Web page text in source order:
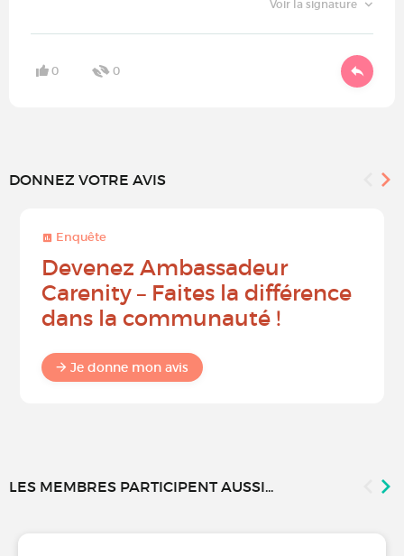
Voir la signature
0 0
DONNEZ VOTRE AVIS
Enquête
Devenez Ambassadeur
Carenity – Faites la différence
dans la communauté !
Je donne mon avis
LES MEMBRES PARTICIPENT AUSSI...